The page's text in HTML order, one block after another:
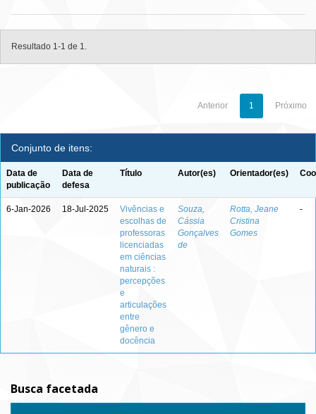
Resultado 1-1 de 1.
Anterior 1 Próximo
Conjunto de itens:
Data de
publicação
Data de
defesa
Título Autor(es) Orientador(es)
6-Jan-2026 18-Jul-2025
Vivências e
escolhas de
professoras
licenciadas
em ciências
naturais :
percepções
e
articulações
entre
gênero e
docência
Souza,
Cássia
Gonçalves
de
Rotta, Jeane
Cristina
Gomes
-
Busca facetada